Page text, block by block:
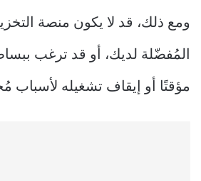
ومع ذلك، قد لا يكون منصة
المُفضّلة لديك، أو قد ترغب
مؤقتًا أو إيقاف تشغيله لأسباب